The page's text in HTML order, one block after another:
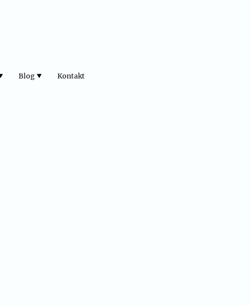
Blog Kontakt